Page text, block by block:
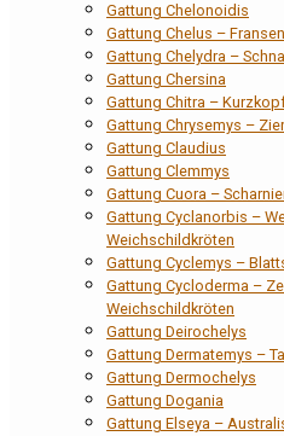
Gattung Chelonoidis
Gattung Chelus –
Gattung Chelydra –
Gattung Chersina
Gattung Chitra –
Gattung Chrysemys –
Gattung Claudius
Gattung Clemmys
Gattung Cuora –
Gattung Cyclanorbis –
Weichschildkröten
Gattung Cyclemys –
Gattung Cycloderma –
Weichschildkröten
Gattung Deirochelys
Gattung Dermatemys –
Gattung Dermochelys
Gattung Dogania
Gattung Elseya –